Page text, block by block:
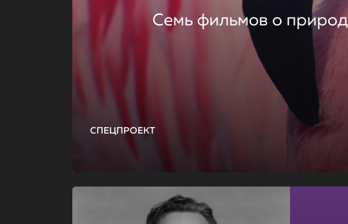
СПЕЦПРОЕКТ
Семь фильмов о